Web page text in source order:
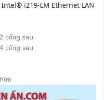
i219-LM Ethernet LAN
cổng sau.
cổng sau.